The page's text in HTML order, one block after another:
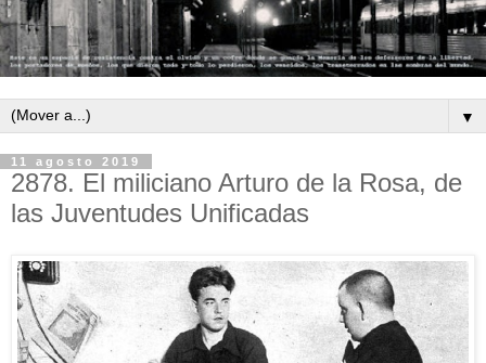
▼
11 agosto 2019
2878. El miliciano Arturo de la Rosa, de
las Juventudes Unificadas